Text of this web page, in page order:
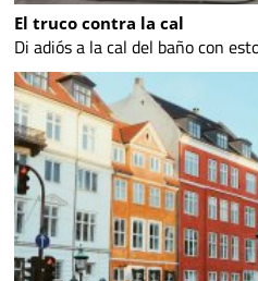
El truco contra la cal
Di adiós a la cal del baño con